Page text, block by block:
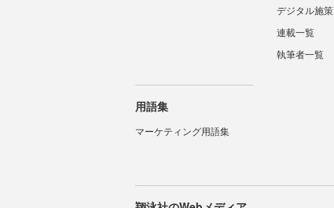
デジタル施策
連載一覧
執筆者一覧
用語集
マーケティング用語集